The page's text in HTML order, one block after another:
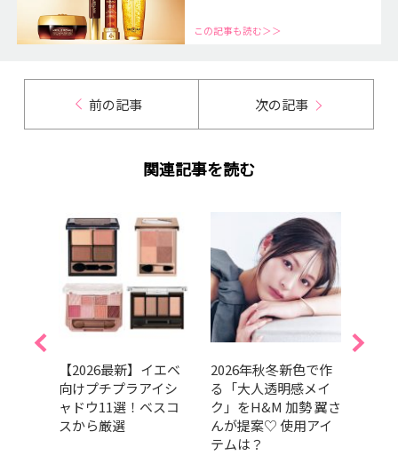
この記事も読む＞＞
前の記事 次の記事
関連記事を読む
【2026最新】イエベ
向けプチプラアイシ
ャドウ11選！ベスコ
スから厳選
2026年秋冬新色で作
る「大人透明感メイ
ク」をH&M 加勢 翼さ
んが提案♡ 使用アイ
テムは？